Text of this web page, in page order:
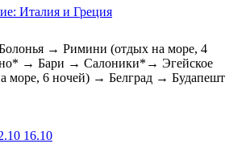
Италия и Греция
→ Римини (отдых на море, 4
→ Бари → Салоники*→ Эгейское
море, 6 ночей) → Белград → Будапешт
16.10